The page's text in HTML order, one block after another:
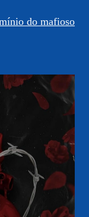
do mafioso